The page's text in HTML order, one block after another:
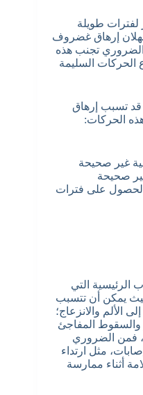
لفترات طويلة
إرهاق غضروف
الضروري تجنب هذه
الحركات السليمة
قد تسبب إرهاق
الحركات:
غير صحيحة
صحيحة
على فترات
الرئيسية التي
يمكن أن تتسبب
الألم والانزعاج؛
المفاجئ
فمن الضروري
مثل ارتداء
أثناء ممارسة